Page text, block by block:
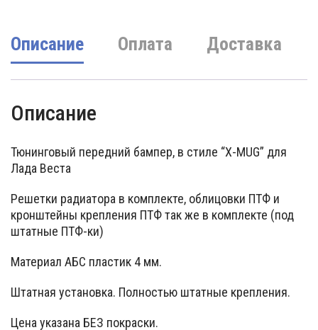
Описание Оплата Доставка
Описание
Тюнинговый передний бампер, в стиле “X-MUG” для
Лада Веста
Решетки радиатора в комплекте, облицовки ПТФ и
кронштейны крепления ПТФ так же в комплекте (под
штатные ПТФ-ки)
Материал АБС пластик 4 мм.
Штатная установка. Полностью штатные крепления.
Цена указана БЕЗ покраски.